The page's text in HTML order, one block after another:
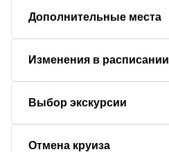
Дополнительные места
Изменения в расписании
Выбор экскурсии
Отмена круиза